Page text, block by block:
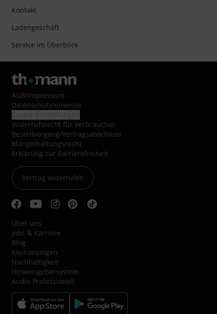
Kontakt
Ladengeschäft
Service im Überblick
AGB/Impressum
Datenschutzhinweise
Widerrufsrecht für Verbraucher
Bestellvorgang/Vertragsabschluss
Mängelhaftungsrecht
Erklärung zur Barrierefreiheit
Vertrag widerrufen
Über uns
Jobs & Karriere
Blog
Kleinanzeigen
Nachhaltigkeit
Hinweisgebersystem
Audio Professionell